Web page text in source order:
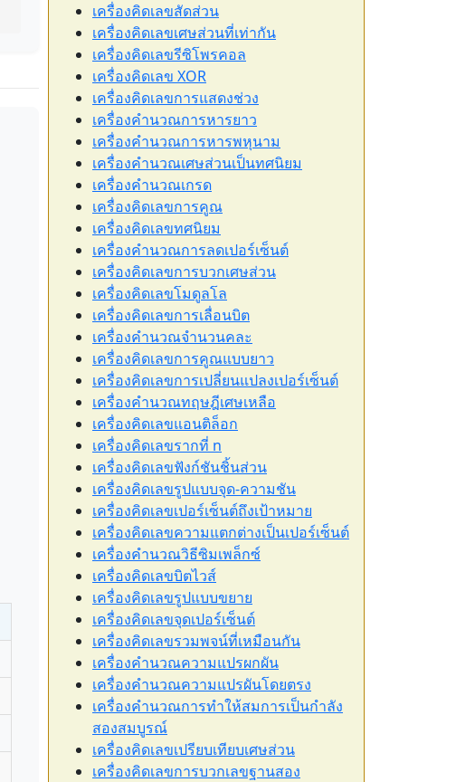
เครื่องคิดเลขสัดส่วน
เครื่องคิดเลขเศษส่วนที่เท่ากัน
เครื่องคิดเลขรีซิโพรคอล
เครื่องคิดเลข XOR
เครื่องคิดเลขการแสดงช่วง
เครื่องคำนวณการหารยาว
เครื่องคำนวณการหารพหุนาม
เครื่องคำนวณเศษส่วนเป็นทศนิยม
เครื่องคำนวณเกรด
เครื่องคิดเลขการคูณ
เครื่องคิดเลขทศนิยม
เครื่องคำนวณการลดเปอร์เซ็นต์
เครื่องคิดเลขการบวกเศษส่วน
เครื่องคิดเลขโมดูลโล
เครื่องคิดเลขการเลื่อนบิต
เครื่องคำนวณจำนวนคละ
เครื่องคิดเลขการคูณแบบยาว
เครื่องคิดเลขการเปลี่ยนแปลงเปอร์เซ็นต์
เครื่องคำนวณทฤษฎีเศษเหลือ
เครื่องคิดเลขแอนติล็อก
เครื่องคิดเลขรากที่ n
เครื่องคิดเลขฟังก์ชันชิ้นส่วน
เครื่องคิดเลขรูปแบบจุด-ความชัน
เครื่องคิดเลขเปอร์เซ็นต์ถึงเป้าหมาย
เครื่องคิดเลขความแตกต่างเป็นเปอร์เซ็นต์
เครื่องคำนวณวิธีซิมเพล็กซ์
เครื่องคิดเลขบิตไวส์
เครื่องคิดเลขรูปแบบขยาย
เครื่องคิดเลขจุดเปอร์เซ็นต์
เครื่องคิดเลขรวมพจน์ที่เหมือนกัน
เครื่องคำนวณความแปรผกผัน
เครื่องคำนวณความแปรผันโดยตรง
เครื่องคำนวณการทำให้สมการเป็นกำลัง
สองสมบูรณ์
เครื่องคิดเลขเปรียบเทียบเศษส่วน
เครื่องคิดเลขการบวกเลขฐานสอง